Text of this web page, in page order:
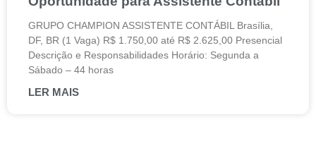
GRUPO CHAMPION ASSISTENTE CONTÁBIL Brasília,
DF, BR (1 Vaga) R$ 1.750,00 até R$ 2.625,00 Presencial
Descrição e Responsabilidades Horário: Segunda a
Sábado – 44 horas
LER MAIS